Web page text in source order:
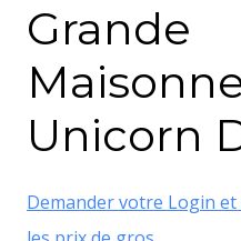
Grande
Unicorn
Demander votre Login